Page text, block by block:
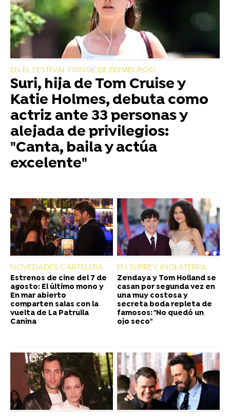
EN EL FESTIVAL FRINGE DE EDIMBURGO
Suri, hija de Tom Cruise y
Katie Holmes, debuta como
actriz ante 33 personas y
alejada de privilegios:
"Canta, baila y actúa
excelente"
NOVEDADES CARTELERA
Estrenos de cine del 7 de
agosto: El último mono y
En mar abierto
comparten salas con la
vuelta de La Patrulla
Canina
EN SURREY, INGLATERRA
Zendaya y Tom Holland se
casan por segunda vez en
una muy costosa y
secreta boda repleta de
famosos: "No quedó un
ojo seco"